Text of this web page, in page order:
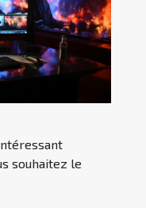
souhaitez le